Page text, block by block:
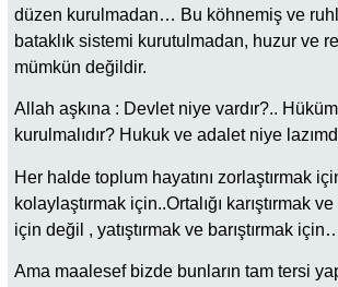
düzen kurulmadan… Bu köhnemiş ve
bataklık sistemi kurutulmadan, huzur ve
mümkün değildir.
Allah aşkına : Devlet niye vardır?..
kurulmalıdır? Hukuk ve adalet niye
Her halde toplum hayatını zorlaştırmak
kolaylaştırmak için..Ortalığı karıştırmak
için değil , yatıştırmak ve barıştırmak
Ama maalesef bizde bunların tam tersi